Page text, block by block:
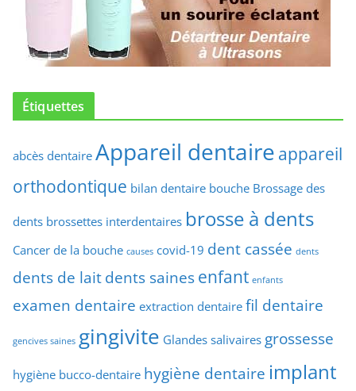
Étiquettes
abcès dentaire Appareil dentaire appareil
orthodontique bilan dentaire bouche Brossage des
dents brossettes interdentaires brosse à dents
Cancer de la bouche causes covid-19 dent cassée dents
dents de lait dents saines enfant enfants
examen dentaire extraction dentaire fil dentaire
gencives saines gingivite Glandes salivaires grossesse
hygiène bucco-dentaire hygiène dentaire implant